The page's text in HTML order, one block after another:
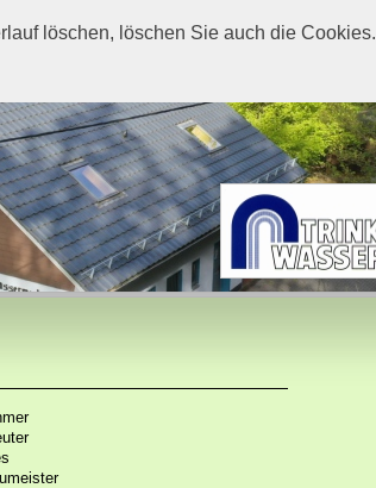
löschen, löschen Sie auch die Cookies.